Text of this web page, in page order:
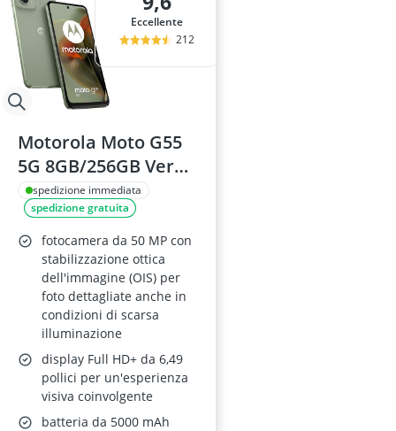
Eccellente
212
Motorola Moto G55
5G 8GB/256GB Verde
Doppia SIM
spedizione immediata
spedizione gratuita
fotocamera da 50 MP con
stabilizzazione ottica
dell'immagine (OIS) per
foto dettagliate anche in
condizioni di scarsa
illuminazione
display Full HD+ da 6,49
pollici per un'esperienza
visiva coinvolgente
batteria da 5000 mAh